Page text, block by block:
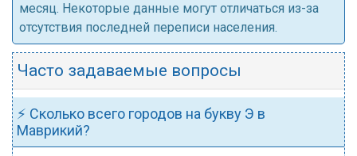
месяц. Некоторые данные могут отличаться из-за
отсутствия последней переписи населения.
Часто задаваемые вопросы
⚡ Сколько всего городов на букву Э в
Маврикий?